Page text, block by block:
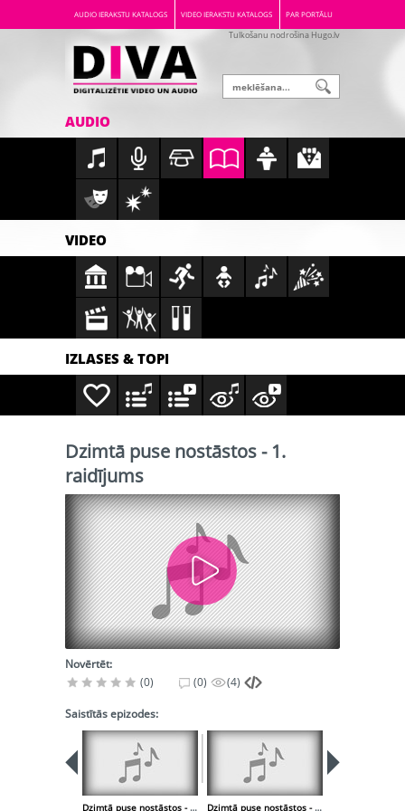
AUDIO IERAKSTU KATALOGS VIDEO IERAKSTU KATALOGS PAR PORTĀLU
Tulkošanu nodrošina Hugo.lv
AUDIO
VIDEO
IZLASES & TOPI
Dzimtā puse nostāstos - 1.
raidījums
Novērtēt:
(0)
(0) (4)
Saistītās epizodes:
Dzimtā puse nostāstos - 2. raidījums Dzimtā puse nostāstos - 3. raidījums